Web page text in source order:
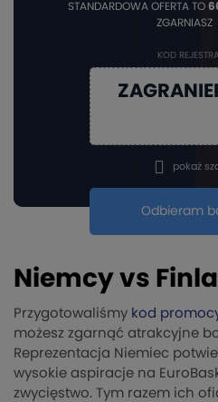
STANDARDOWA OFERTA TO
ZGARNIASZ
KOD
Odbieram
pokaż
Niemcy vs
Przygotowaliśmy kod
możesz zgarnąć atrakcyjne
Reprezentacja Niemiec
wysokie aspiracje na
zwycięstwo. Tym razem ich